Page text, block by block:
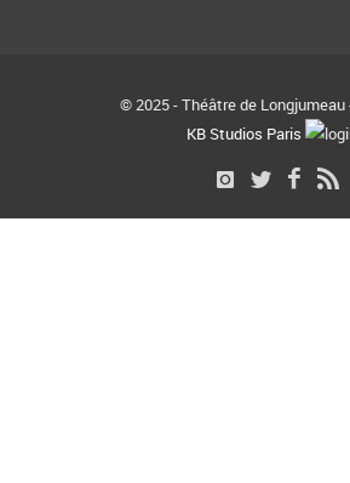
© 2025 - Théâtre de Longjumeau
KB Studios Paris